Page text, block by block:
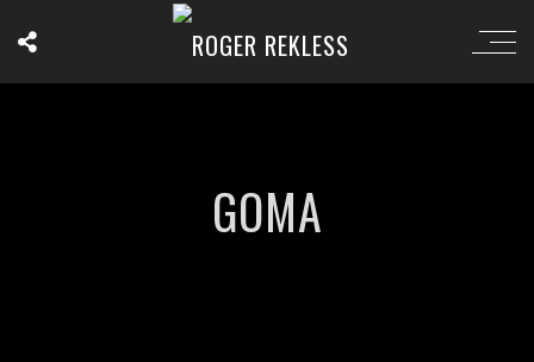
GOMA